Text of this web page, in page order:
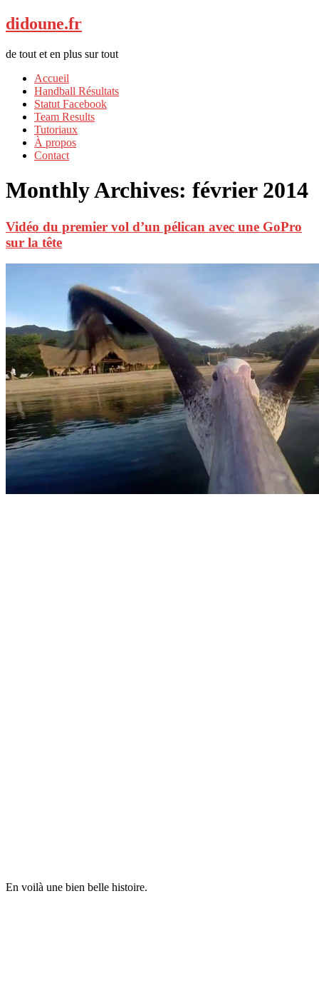
didoune.fr
de tout et en plus sur tout
Accueil
Handball Résultats
Statut Facebook
Team Results
Tutoriaux
À propos
Contact
Monthly Archives: février 2014
Vidéo du premier vol d’un pélican avec une GoPro
sur la tête
En voilà une bien belle histoire.